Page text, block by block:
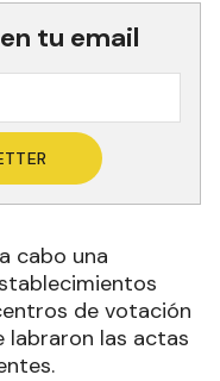
tu email
cabo una
de votación
labraron las actas